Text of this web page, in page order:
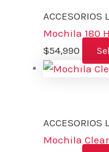
ACCESORIOS
Mochila 180
$54,990
ACCESORIOS
Mochila